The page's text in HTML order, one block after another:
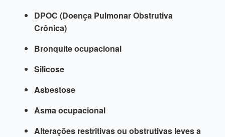
DPOC (Doença Pulmonar Obstrutiva
Crônica)
Bronquite ocupacional
Silicose
Asbestose
Asma ocupacional
Alterações restritivas ou obstrutivas leves a